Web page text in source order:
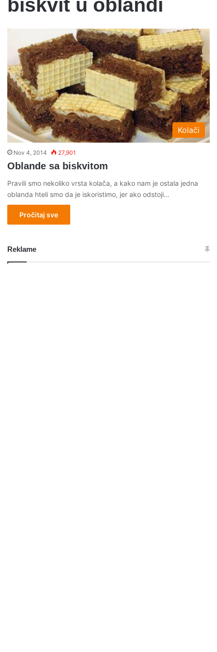
biskvit u oblandi
Kolači
Nov 4, 2014 27,901
Oblande sa biskvitom
Pravili smo nekoliko vrsta kolača, a kako nam je ostala jedna
oblanda hteli smo da je iskoristimo, jer ako odstoji…
Pročitaj sve
Reklame